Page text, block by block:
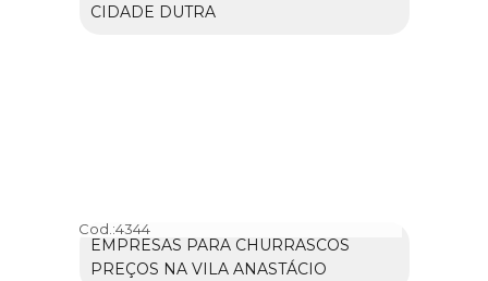
CIDADE DUTRA
Cod.:4344
EMPRESAS PARA CHURRASCOS
PREÇOS NA VILA ANASTÁCIO